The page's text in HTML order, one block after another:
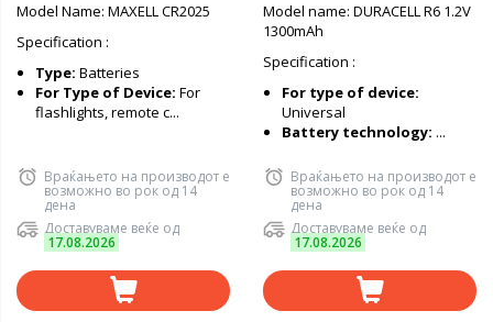
Model Name: MAXELL CR2025
Specification :
Type: Batteries
For Type of Device: For
flashlights, remote c...
Враќањето на производот е
возможно во рок од 14
дена
Доставуваме веќе од
17.08.2026
Model name: DURACELL R6 1.2V
1300mAh
Specification :
For type of device:
Universal
Battery technology: ...
Враќањето на производот е
возможно во рок од 14
дена
Доставуваме веќе од
17.08.2026